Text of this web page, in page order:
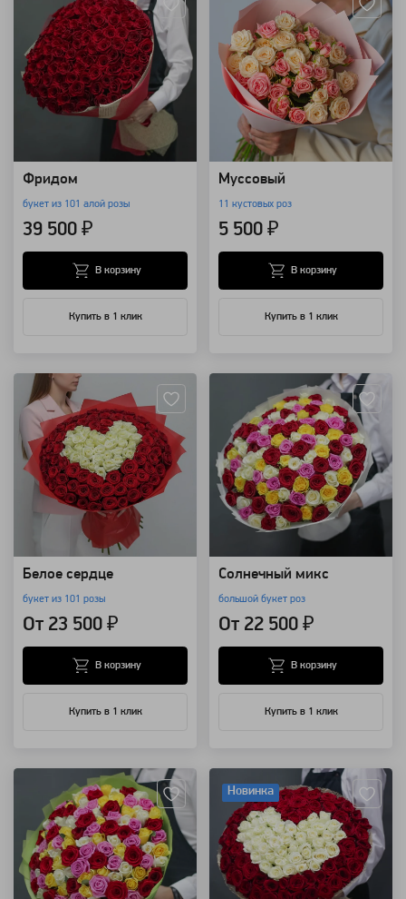
Фридом
букет из 101 алой розы
39 500 ₽
Купить в 1 клик
В корзину
Муссовый
11 кустовых роз
5 500 ₽
Купить в 1 клик
В корзину
Белое сердце
букет из 101 розы
От 23 500 ₽
Купить в 1 клик
В корзину
Солнечный микс
большой букет роз
От 22 500 ₽
Купить в 1 клик
В корзину
Новинка